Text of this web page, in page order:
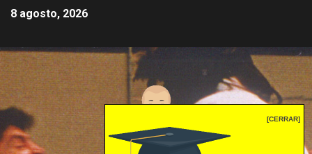
[CERRAR]
8 agosto, 2026